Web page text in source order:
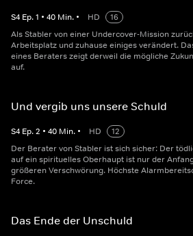
S4 Ep.1 • 40 Min. • HD
16
Als Stabler von einer Undercover-Mission
Arbeitsplatz und zuhause einiges verändert.
eines Beraters zeigt derweil die mögliche
auf.
Und vergib uns unsere Schuld
S4 Ep.2 • 40 Min. • HD
12
Der Berater von Stabler ist sich sicher: Der
auf ein spirituelles Oberhaupt ist nur der
größeren Verschwörung. Höchste
Force.
Das Ende der Unschuld